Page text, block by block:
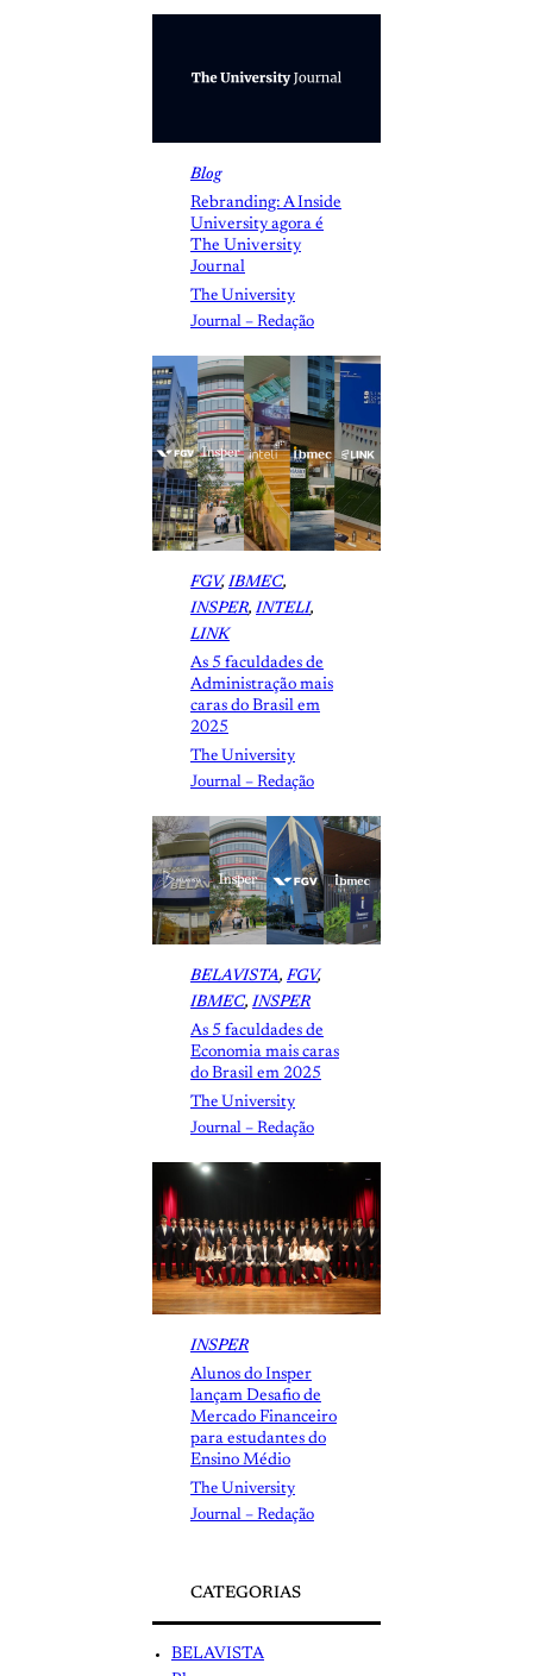
Blog
Rebranding: A Inside
University agora é
The University
Journal
The University
Journal – Redação
FGV, IBMEC
INSPER, INTELI
LINK
As 5 faculdades de
Administração mais
caras do Brasil em
2025
The University
Journal – Redação
BELAVISTA, FGV
IBMEC, INSPER
As 5 faculdades de
Economia mais caras
do Brasil em 2025
The University
Journal – Redação
INSPER
Alunos do Insper
lançam Desafio de
Mercado Financeiro
para estudantes do
Ensino Médio
The University
Journal – Redação
CATEGORIAS
BELAVISTA